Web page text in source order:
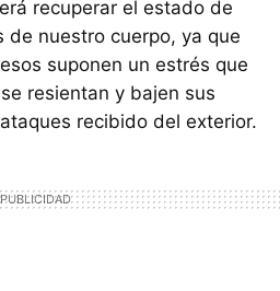
recuperar el estado de
de nuestro cuerpo, ya que
suponen un estrés que
resientan y bajen sus
recibido del exterior.